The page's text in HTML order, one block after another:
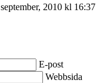
2010 kl 16:37
E-post
Webbsida